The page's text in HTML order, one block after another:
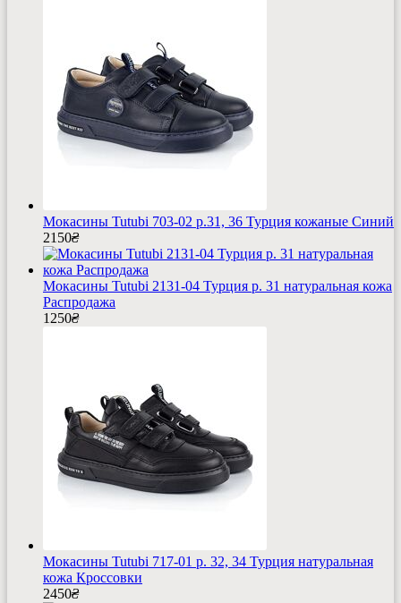
Мокасины Tutubi 703-02 р.31, 36 Турция кожаные Cиний
2150₴
Мокасины Tutubi 2131-04 Турция р. 31 натуральная кожа
Распродажа
1250₴
Мокасины Tutubi 717-01 р. 32, 34 Турция натуральная
кожа Кроссовки
2450₴